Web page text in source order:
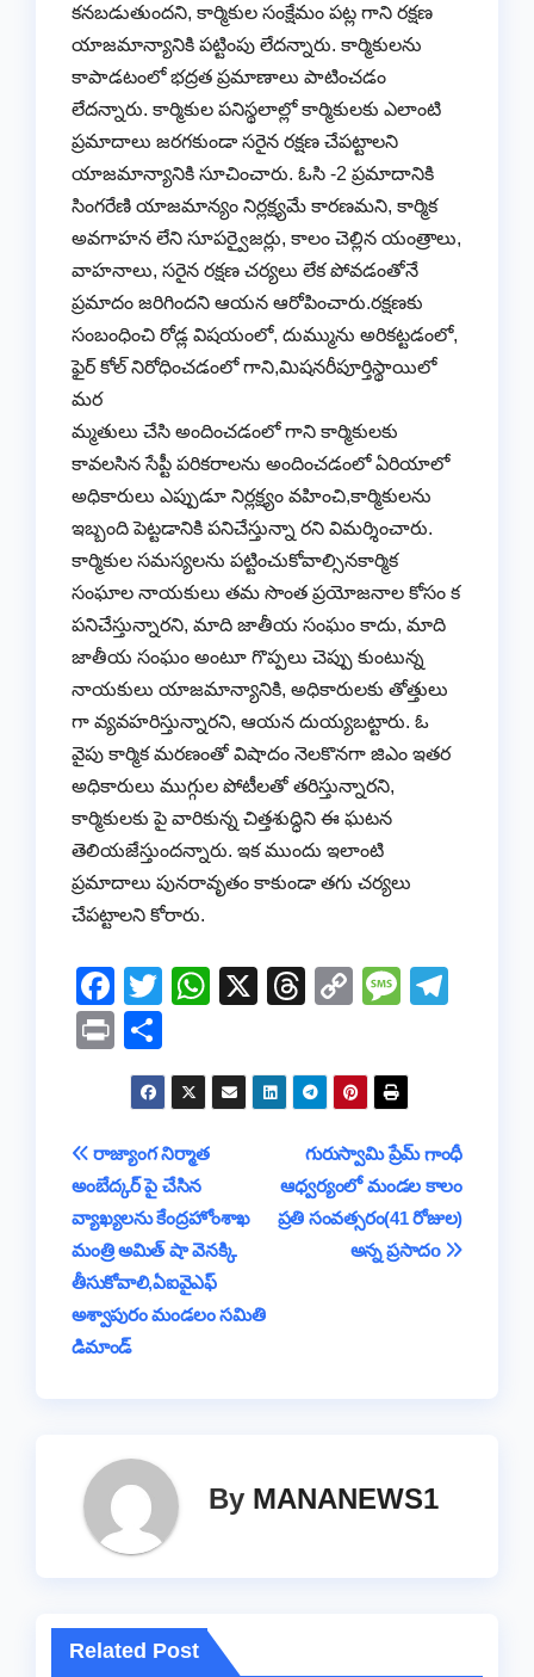
కనబడుతుందని, కార్మికుల సంక్షేమం పట్ల గాని రక్షణ
యాజమాన్యానికి పట్టింపు లేదన్నారు. కార్మికులను
కాపాడటంలో భద్రత ప్రమాణాలు పాటించడం
లేదన్నారు. కార్మికుల పనిస్థలాల్లో కార్మికులకు ఎలాంటి
ప్రమాదాలు జరగకుండా సరైన రక్షణ చేపట్టాలని
యాజమాన్యానికి సూచించారు. ఓసి -2 ప్రమాదానికి
సింగరేణి యాజమాన్యం నిర్లక్ష్యమే కారణమని, కార్మిక
అవగాహన లేని సూపర్వైజర్లు, కాలం చెల్లిన యంత్రాలు,
వాహనాలు, సరైన రక్షణ చర్యలు లేక పోవడంతోనే
ప్రమాదం జరిగిందని ఆయన ఆరోపించారు.రక్షణకు
సంబంధించి రోడ్ల విషయంలో, దుమ్మును అరికట్టడంలో,
ఫైర్‌ కోల్‌ నిరోధించడంలో గాని,మిషనరీపూర్తిస్థాయిలో
మర
మ్మతులు చేసి అందించడంలో గాని కార్మికులకు
కావలసిన సేప్టీ పరికరాలను అందించడంలో ఏరియాలో
అధికారులు ఎప్పుడూ నిర్లక్ష్యం వహించి,కార్మికులను
ఇబ్బంది పెట్టడానికి పనిచేస్తున్నా రని విమర్శించారు.
కార్మికుల సమస్యలను పట్టించుకోవాల్సినకార్మిక
సంఘాల నాయకులు తమ సొంత ప్రయోజనాల కోసం క
పనిచేస్తున్నారని, మాది జాతీయ సంఘం కాదు, మాది
జాతీయ సంఘం అంటూ గొప్పలు చెప్పు కుంటున్న
నాయకులు యాజమాన్యానికి, అధికారులకు తోత్తులు
గా వ్యవహరిస్తున్నారని, ఆయన దుయ్యబట్టారు. ఓ
వైపు కార్మిక మరణంతో విషాదం నెలకొనగా జిఎం ఇతర
అధికారులు ముగ్గుల పోటీలతో తరిస్తున్నారని,
కార్మికులకు పై వారికున్న చిత్తశుద్ధిని ఈ ఘటన
తెలియజేస్తుందన్నారు. ఇక ముందు ఇలాంటి
ప్రమాదాలు పునరావృతం కాకుండా తగు చర్యలు
చేపట్టాలని కోరారు.
F
a
c
e
b
o
o
k
T
er
W
s
p
X
T
a
d
s
C
y
Li
n
k
M
a
g
e
a
m
Pr
in h
ar
e
Post
navigation
గురుస్వామి ప్రేమ్ గాంధీ
ఆధ్వర్యంలో మండల కాలం
ప్రతి సంవత్సరం(41 రోజుల)
అన్న ప్రసాదo
రాజ్యాంగ నిర్మాత
అంబేద్కర్ పై చేసిన
వ్యాఖ్యలను కేంద్రహోంశాఖ
మంత్రి అమిత్ షా వెనక్కి
తీసుకోవాలి,ఏఐవైఎఫ్
అశ్వాపురం మండలం సమితి
డిమాండ్
By MANANEWS1
Related Post